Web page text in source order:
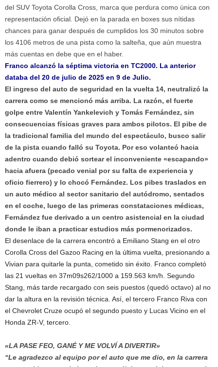
del SUV Toyota Corolla Cross, marca que perdura como única con
representación oficial. Dejó en la parada en boxes sus nítidas
chances para ganar después de cumplidos los 30 minutos sobre
los 4106 metros de una pista como la salteña, que aún muestra
más cuentas en debe que en el haber.
Franco alcanzó la séptima victoria en TC2000. La anterior
databa del 20 de julio de 2025 en 9 de Julio.
El ingreso del auto de seguridad en la vuelta 14, neutralizó la
carrera como se mencionó más arriba. La razón, el fuerte
golpe entre Valentín Yankelevich y Tomás Fernández, sin
consecuencias físicas graves para ambos pilotos. El pibe de
la tradicional familia del mundo del espectáculo, busco salir
de la pista cuando falló su Toyota. Por eso volanteó hacia
adentro cuando debió sortear el inconveniente «escapando»
hacia afuera (pecado venial por su falta de experiencia y
oficio fierrero) y lo chocó Fernández. Los pibes traslados en
un auto médico al sector sanitario del autódromo, sentados
en el coche, luego de las primeras constataciones médicas,
Fernández fue derivado a un centro asistencial en la ciudad
donde le iban a practicar estudios más pormenorizados.
El desenlace de la carrera encontró a Emiliano Stang en el otro
Corolla Cross del Gazoo Racing en la última vuelta, presionando a
Vivian para quitarle la punta, cometido sin éxito. Franco completó
las 21 vueltas en 37m09s262/1000 a 159.563 km/h. Segundo
Stang, más tarde recargado con seis puestos (quedó octavo) al no
dar la altura en la revisión técnica. Así, el tercero Franco Riva con
el Chevrolet Cruze ocupó el segundo puesto y Lucas Vicino en el
Honda ZR-V, tercero.
«LA PASE FEO, GANÉ Y ME VOLVÍ A DIVERTIR»
“Le agradezco al equipo por el auto que me dio, en la carrera